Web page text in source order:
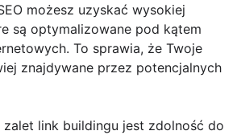
możesz uzyskać wysokiej
są optymalizowane pod kątem
To sprawia, że Twoje
znajdywane przez potencjalnych
zalet link buildingu jest zdolność do